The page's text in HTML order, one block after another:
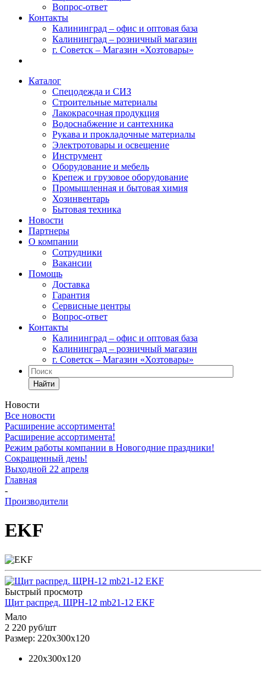
Вопрос-ответ
Контакты
Калининград – офис и оптовая база
Калининград – розничный магазин
г. Советск – Магазин «Хозтовары»
Каталог
Спецодежда и СИЗ
Строительные материалы
Лакокрасочная продукция
Водоснабжение и сантехника
Рукава и прокладочные материалы
Электротовары и освещение
Инструмент
Оборудование и мебель
Крепеж и грузовое оборудование
Промышленная и бытовая химия
Хозинвентарь
Бытовая техника
Новости
Партнеры
О компании
Сотрудники
Вакансии
Помощь
Доставка
Гарантия
Сервисные центры
Вопрос-ответ
Контакты
Калининград – офис и оптовая база
Калининград – розничный магазин
г. Советск – Магазин «Хозтовары»
Найти
Новости
Все новости
Расширение ассортимента!
Расширение ассортимента!
Режим работы компании в Новогодние праздники!
Сокращенный день!
Выходной 22 апреля
Главная
-
Производители
EKF
Быстрый просмотр
Щит распред. ЩРН-12 mb21-12 EKF
Мало
2 220 руб/шт
Размер: 220х300х120
220х300х120